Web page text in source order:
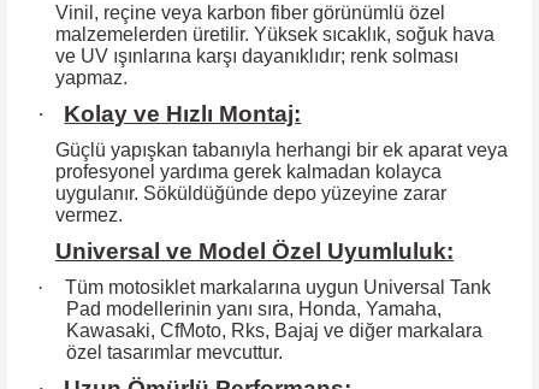
Vinil, reçine veya karbon fiber görünümlü özel
malzemelerden üretilir. Yüksek sıcaklık, soğuk hava
ve UV ışınlarına karşı dayanıklıdır; renk solması
yapmaz.
· Kolay ve Hızlı Montaj:
Güçlü yapışkan tabanıyla herhangi bir ek aparat veya
profesyonel yardıma gerek kalmadan kolayca
uygulanır. Söküldüğünde depo yüzeyine zarar
vermez.
Universal ve Model Özel Uyumluluk:
·
Tüm motosiklet markalarına uygun Universal Tank
Pad modellerinin yanı sıra, Honda, Yamaha,
Kawasaki, CfMoto, Rks, Bajaj ve diğer markalara
özel tasarımlar mevcuttur.